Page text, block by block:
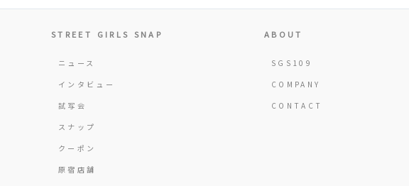
STREET GIRLS SNAP
ニュース
インタビュー
試写会
スナップ
クーポン
原宿店舗
ABOUT
SGS109
COMPANY
CONTACT